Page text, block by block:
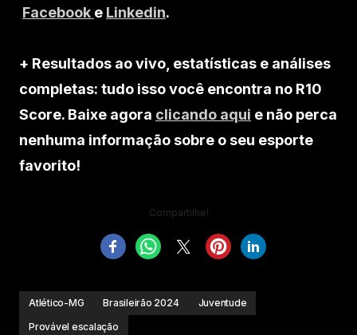
Facebook e Linkedin.
+ Resultados ao vivo, estatísticas e análises
completas: tudo isso você encontra no R10
Score. Baixe agora clicando aqui e não perca
nenhuma informação sobre o seu esporte
favorito!
Compartilhe!
Atlético-MG Brasileirão 2024
Juventude
Provável escalação